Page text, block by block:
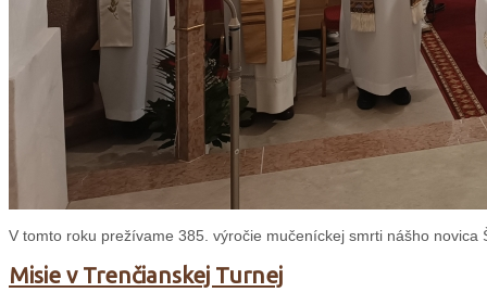
V tomto roku prežívame 385. výročie mučeníckej smrti nášho
Misie v Trenčianskej Turnej